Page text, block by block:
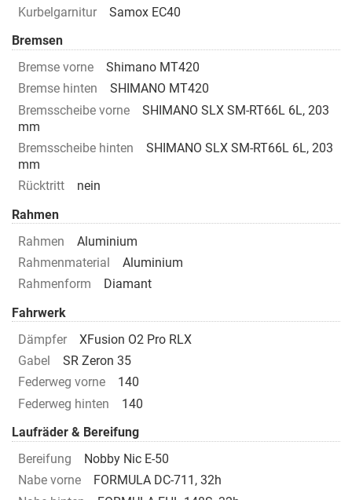
Kurbelgarnitur
Samox EC40
Bremsen
Bremse vorne
Shimano MT420
Bremse hinten
SHIMANO MT420
Bremsscheibe vorne
SHIMANO SLX SM-RT66L 6L, 203
mm
Bremsscheibe hinten
SHIMANO SLX SM-RT66L 6L, 203
mm
Rücktritt
nein
Rahmen
Rahmen
Aluminium
Rahmenmaterial
Aluminium
Rahmenform
Diamant
Fahrwerk
Dämpfer
XFusion O2 Pro RLX
Gabel
SR Zeron 35
Federweg vorne
140
Federweg hinten
140
Laufräder & Bereifung
Bereifung
Nobby Nic E-50
Nabe vorne
FORMULA DC-711, 32h